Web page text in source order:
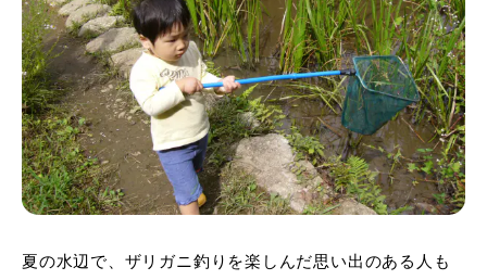
夏の水辺で、ザリガニ釣りを楽しんだ思い出のある人も